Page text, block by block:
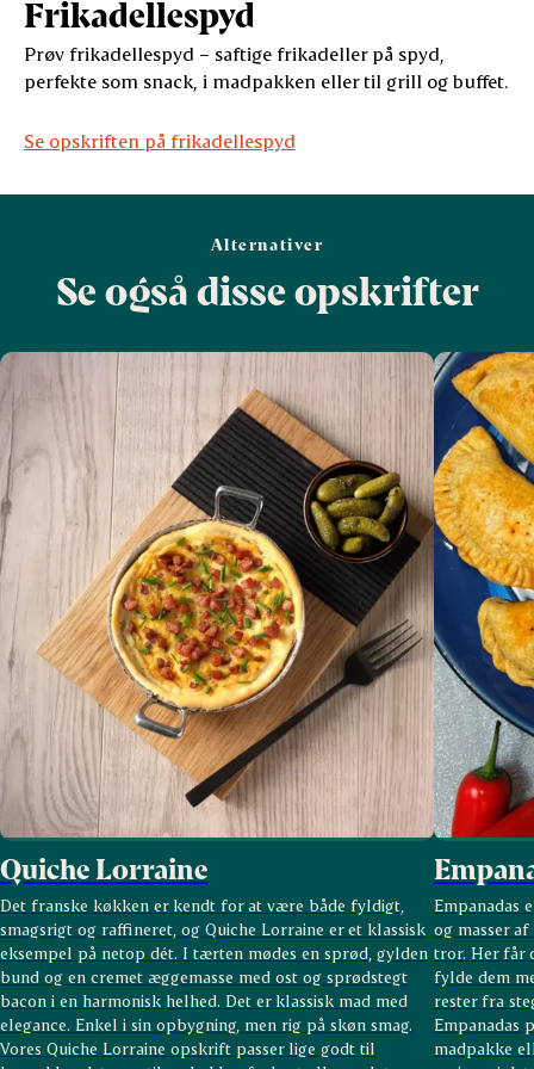
Frikadellespyd
Prøv frikadellespyd – saftige frikadeller på spyd,
perfekte som snack, i madpakken eller til grill og buffet.
Se opskriften på frikadellespyd
Alternativer
Se også disse opskrifter
Quiche Lorraine
Det franske køkken er kendt for at være både fyldigt,
smagsrigt og raffineret, og Quiche Lorraine er et klassisk
eksempel på netop dét. I tærten mødes en sprød, gylden
bund og en cremet æggemasse med ost og sprødstegt
bacon i en harmonisk helhed. Det er klassisk mad med
elegance. Enkel i sin opbygning, men rig på skøn smag.
Vores Quiche Lorraine opskrift passer lige godt til
Empanadas
og masser
tror. Her får
fylde dem
rester fra
Empanadas
madpakke